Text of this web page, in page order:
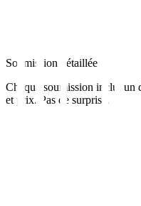
Soumission détaillée
Chaque soumission inclut un
et prix. Pas de surprise.